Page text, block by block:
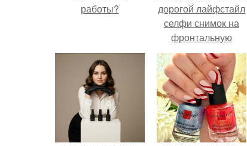
работы?
дорогой лайфстайл
селфи снимок на
фронтальную
камеру.